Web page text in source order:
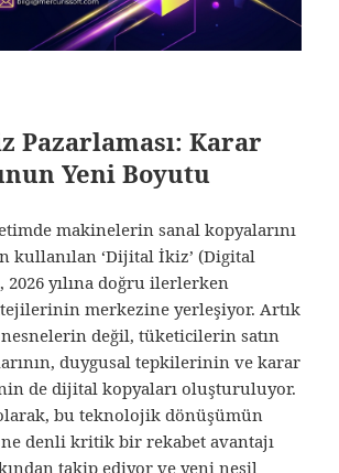
Pazarlaması: Karar
Yeni Boyutu
makinelerin sanal kopyalarını
kullanılan ‘Dijital İkiz’ (Digital
2026 yılına doğru ilerlerken
merkezine yerleşiyor. Artık
değil, tüketicilerin satın
duygusal tepkilerinin ve karar
de dijital kopyaları oluşturuluyor.
bu teknolojik dönüşümün
denli kritik bir rekabet avantajı
takip ediyor ve yeni nesil